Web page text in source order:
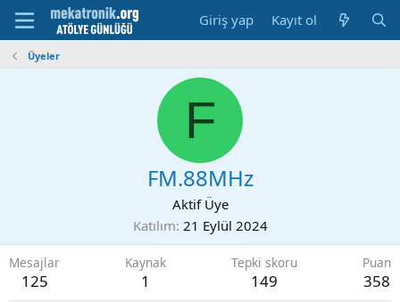
Giriş yap Kayıt ol
Üyeler
F
FM.88MHz
Aktif Üye
Katılım 21 Eylül 2024
Mesajlar
125
Kaynak
1
Tepki skoru
149
Puan
358